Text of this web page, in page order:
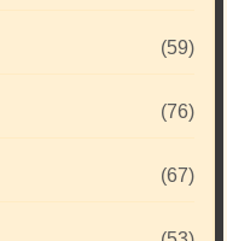
(59)
(76)
(67)